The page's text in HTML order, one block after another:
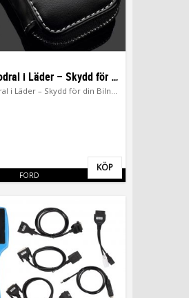
Ford Nyckelfodral i Läder – Skydd för din Bilnyckel
Ford Nyckelfodral i Läder – Skydd för din Bilnyckel
FORD Lägg till i
KÖP